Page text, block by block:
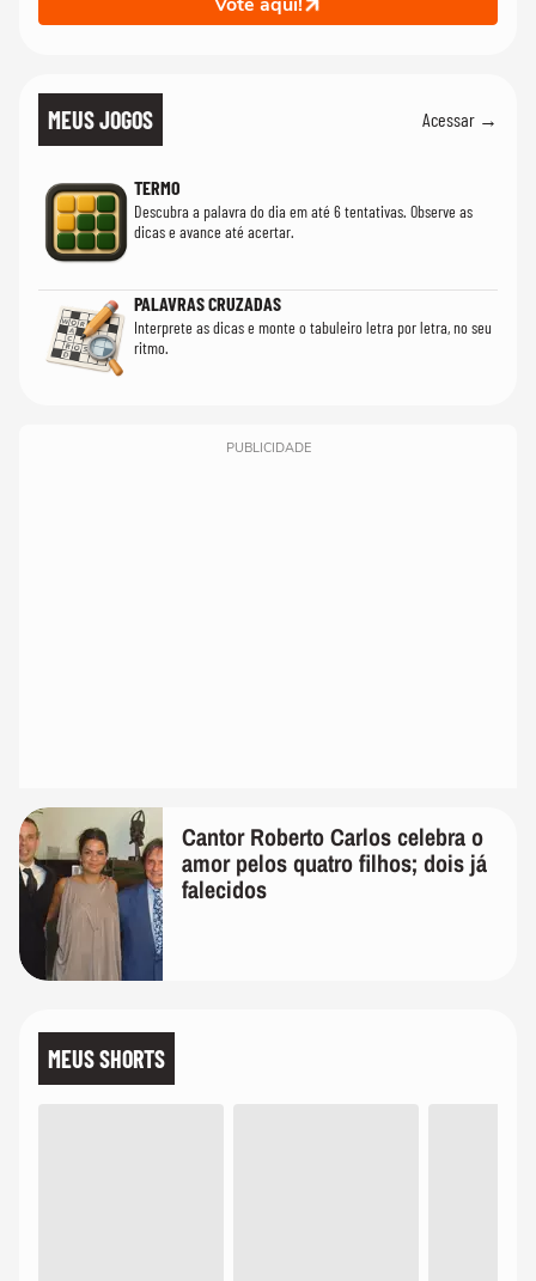
MEUS JOGOS Acessar →
TERMO
Descubra a palavra do dia em até 6 tentativas. Observe as
dicas e avance até acertar.
PALAVRAS CRUZADAS
Interprete as dicas e monte o tabuleiro letra por letra, no seu
ritmo.
PUBLICIDADE
Cantor Roberto Carlos celebra o
amor pelos quatro filhos; dois já
falecidos
MEUS SHORTS